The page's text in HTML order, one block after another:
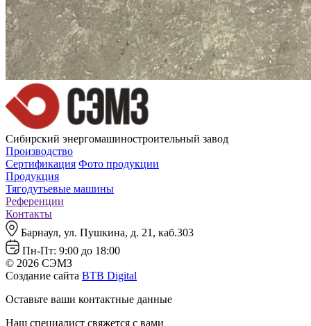
Сибирский энергомашиностроительный завод
Производство
Сертификация Фото продукции
Продукция
Тягодутьевые машины
Референции
Контакты
Барнаул, ул. Пушкина, д. 21, каб.303
Пн-Пт: 9:00 до 18:00
© 2026 СЭМЗ
Создание сайта BTB Digital
Оставьте ваши контактные данные
Наш специалист свяжется с вами